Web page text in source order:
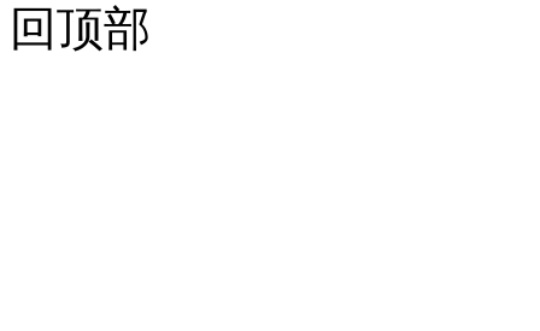
回顶部